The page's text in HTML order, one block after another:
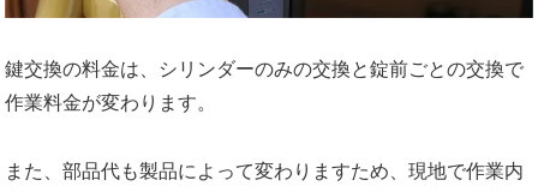
鍵交換の料金は、シリンダーのみの交換と錠前ごとの交換で
作業料金が変わります。
また、部品代も製品によって変わりますため、現地で作業内